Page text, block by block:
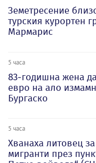
Земетресение
турския курортен
Мармарис
5 часа
83-годишна жена
евро на ало
Бургаско
5 часа
Хванаха литовец
мигранти през